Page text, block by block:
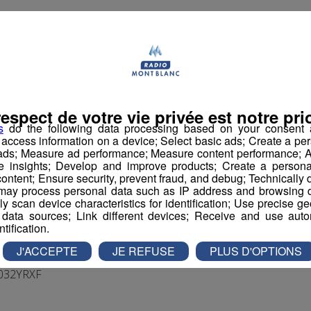
Horaires normaux
traditionnel et un snack (200 à 250 desserts du jour
pour le restaurant.
d'une apprentie en 1ère année CAP Pâtisserie.
manière autonome.
avec l'employeur.
do the following data processing based on your consent
information on a device; Select basic ads; Create a
Measure ad performance; Measure content performance;
insights; Develop and improve products; Create a
Ensure security, prevent fraud, and debug; Technically
process personal data such as IP address and browsing
scan device characteristics for identification; Use precise
sources; Link different devices; Receive and use
de votre vie privée est notre
J'ACCEPTE JE REFUSE PLUS D'OPTIONS